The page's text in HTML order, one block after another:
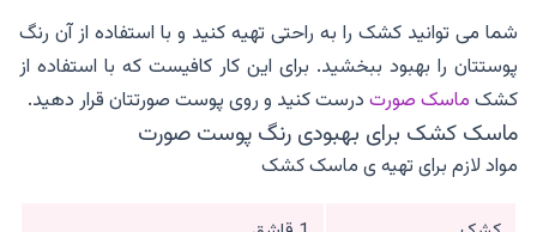
شما می توانید کشک را به راحتی تهیه کنید و با استفاده از آن رنگ
پوستتان را بهبود ببخشید. برای این کار کافیست که با استفاده از
کشکماسک صورتدرست کنید و روی پوست صورتتان قرار دهید.
ماسک کشک برای بهبودی رنگ پوست صورت
مواد لازم برای تهیه ی ماسک کشک